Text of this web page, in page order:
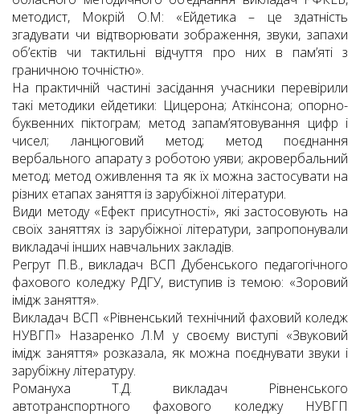
методист, Мокрій О.М: «Ейдетика – це здатність
згадувати чи відтворювати зображення, звуки, запахи
об’єктів чи тактильні відчуття про них в пам’яті з
граничною точністю».
На практичній частині засідання учасники перевірили
такі методики ейдетики: Цицерона; Аткінсона; опорно-
буквенних піктограм; метод запам’ятовування цифр і
чисел; ланцюговий метод; метод поєднання
вербального апарату з роботою уяви; акровербальний
метод; метод оживлення та як їх можна застосувати на
різних етапах заняття із зарубіжної літератури.
Види методу «Ефект присутності», які застосовують на
своїх заняттях із зарубіжної літератури, запропонували
викладачі інших навчальних закладів.
Регрут П.В., викладач ВСП Дубенського педагогічного
фахового коледжу РДГУ, виступив із темою: «Зоровий
імідж заняття».
Викладач ВСП «Рівненський технічний фаховий коледж
НУВГП» Назаренко Л.М у своєму виступі «Звуковий
імідж заняття» розказала, як можна поєднувати звуки і
зарубіжну літературу.
Романуха Т.Д. викладач Рівненського
автотранспортного фахового коледжу НУВГП